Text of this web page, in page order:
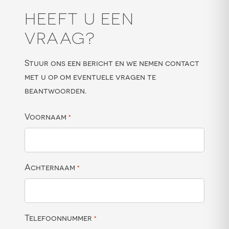
HEEFT U EEN
VRAAG?
Stuur ons een bericht en we nemen contact
met u op om eventuele vragen te
beantwoorden.
Voornaam *
Achternaam *
Telefoonnummer *